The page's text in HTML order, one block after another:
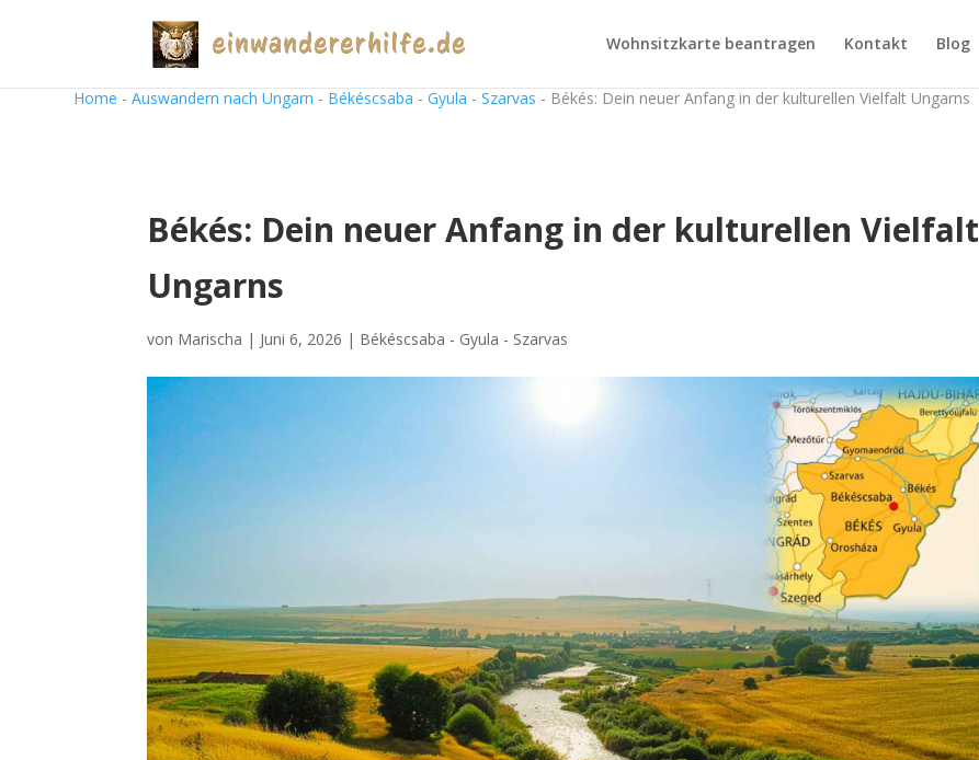
Wohnsitzkarte beantragen Kontakt Blog
Home -Auswandern nach Ungarn - Békéscsaba - Gyula - Szarvas - Békés: Dein neuer Anfang in der kulturellen Vielfalt Ungarns
Békés: Dein neuer Anfang in der kulturellen Vielfalt
Ungarns
von Marischa | Juni 6, 2026 | Békéscsaba - Gyula - Szarvas